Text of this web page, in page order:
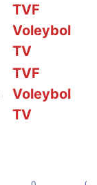
TVF
Voleybol
TV
TVF
Voleybol
TV